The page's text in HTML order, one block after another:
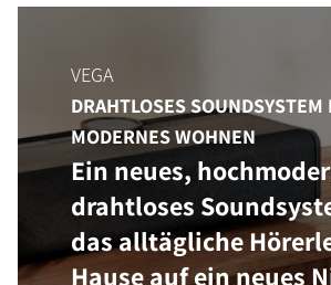
VEGA
DRAHTLOSES SOUNDSYSTEM
MODERNES WOHNEN
Ein neues,
drahtloses
das alltägliche
Hause auf ein neues